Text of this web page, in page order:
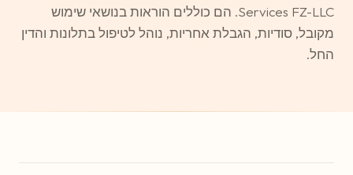
Services FZ-LLC. הם כוללים הוראות בנושאי שימוש
מקובל, סודיות, הגבלת אחריות, נוהל לטיפול בתלונות והדין
החל.